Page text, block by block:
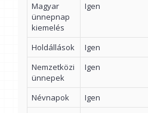
Magyar
ünnepnap
kiemelés
Igen
Holdállások
Igen
Nemzetközi
ünnepek
Igen
Névnapok
Igen